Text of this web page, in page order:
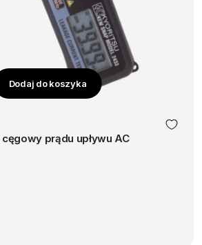
Dodaj do koszyka
prądu upływu AC